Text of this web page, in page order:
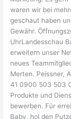
waren wir bei
geschaut haben
Gewähr.
UhrLandesschau
erweitern unser
neues
Merten. Peissner,
41 0900 503 503
Produkte und
bewerben. Für
Baby, hol den